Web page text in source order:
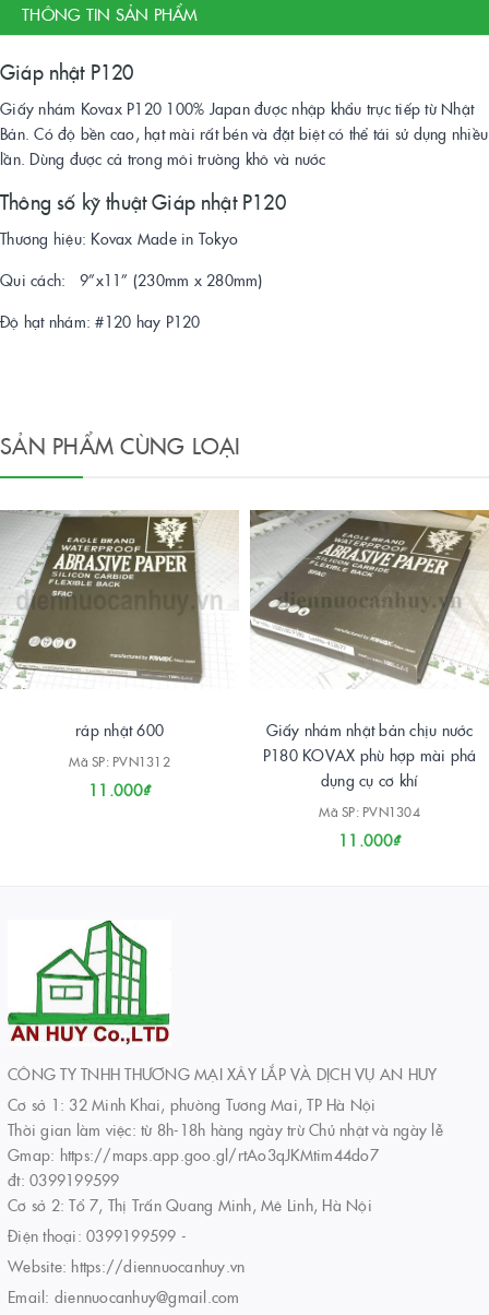
THÔNG TIN SẢN PHẨM
Giáp nhật P120
Giấy nhám Kovax P120 100% Japan được nhập khẩu trực tiếp từ Nhật
Bản. Có độ bền cao, hạt mài rất bén và đặt biệt có thể tái sử dụng nhiều
lần. Dùng được cả trong môi trường khô và nước
Thông số kỹ thuật Giáp nhật P120
Thương hiệu: Kovax Made in Tokyo
Qui cách: 9”x11” (230mm x 280mm)
Độ hạt nhám: #120 hay P120
SẢN PHẨM CÙNG LOẠI
ráp nhật 600
Mã SP: PVN1312
11.000₫
Giấy nhám nhật bản chịu nước
P180 KOVAX phù hợp mài phá
dụng cụ cơ khí
Mã SP: PVN1304
11.000₫
CÔNG TY TNHH THƯƠNG MẠI XÂY LẮP VÀ DỊCH VỤ AN HUY
Cơ sở 1: 32 Minh Khai, phường Tương Mai, TP Hà Nội
Thời gian làm việc: từ 8h-18h hàng ngày trừ Chủ nhật và ngày lễ
Gmap: https://maps.app.goo.gl/rtAo3qJKMtim44do7
đt: 0399199599
Cơ sở 2: Tổ 7, Thị Trấn Quang Minh, Mê Linh, Hà Nội
Điện thoại: 0399199599 -
Website: https://diennuocanhuy.vn
Email: diennuocanhuy@gmail.com